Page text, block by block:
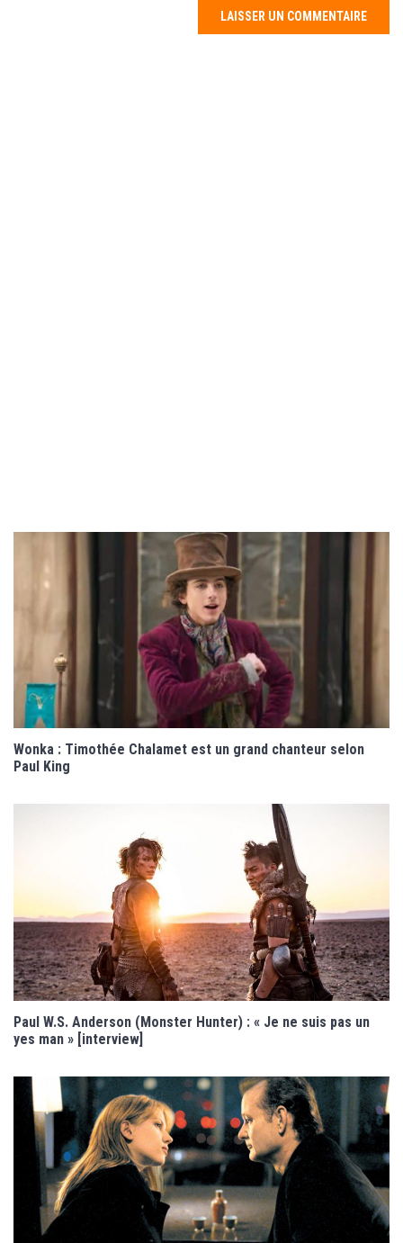
Wonka : Timothée Chalamet est un grand chanteur selon
Paul King
Paul W.S. Anderson (Monster Hunter) : « Je ne suis pas un
yes man » [interview]